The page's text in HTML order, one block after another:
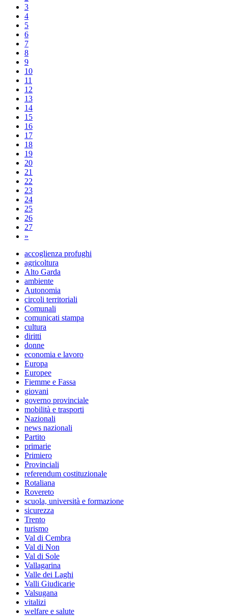
3
4
5
6
7
8
9
10
11
12
13
14
15
16
17
18
19
20
21
22
23
24
25
26
27
»
accoglienza profughi
agricoltura
Alto Garda
ambiente
Autonomia
circoli territoriali
Comunali
comunicati stampa
cultura
diritti
donne
economia e lavoro
Europa
Europee
Fiemme e Fassa
giovani
governo provinciale
mobilità e trasporti
Nazionali
news nazionali
Partito
primarie
Primiero
Provinciali
referendum costituzionale
Rotaliana
Rovereto
scuola, università e formazione
sicurezza
Trento
turismo
Val di Cembra
Val di Non
Val di Sole
Vallagarina
Valle dei Laghi
Valli Giudicarie
Valsugana
vitalizi
welfare e salute